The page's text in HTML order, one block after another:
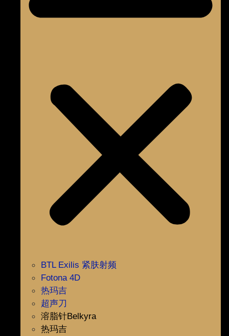
BTL Exilis 紧肤射频
Fotona 4D
热玛吉
超声刀
溶脂针Belkyra
热玛吉